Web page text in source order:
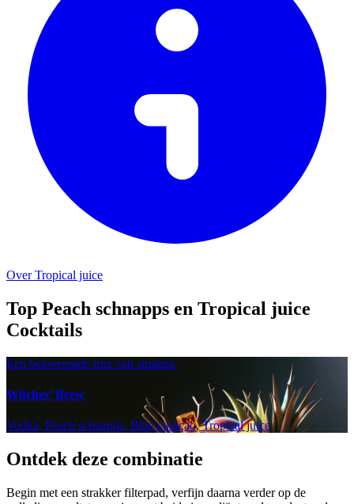
Over Tropical juice
Top Peach schnapps en Tropical juice
Cocktails
Een betoverende mix van smaken.
Witches’ Brew
Vodka, Peach schnapps, Blue curaçao, Tropical juice
Ontdek deze combinatie
Begin met een strakker filterpad, verfijn daarna verder op de